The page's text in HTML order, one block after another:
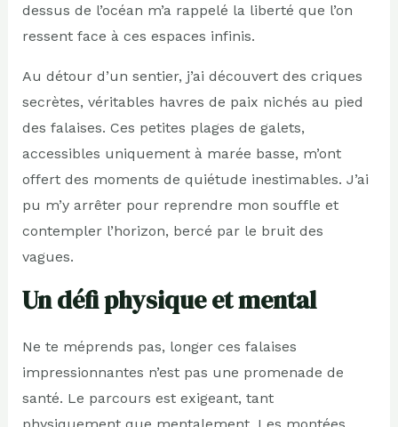
dessus de l’océan m’a rappelé la liberté que l’on
ressent face à ces espaces infinis.
Au détour d’un sentier, j’ai découvert des criques
secrètes, véritables havres de paix nichés au pied
des falaises. Ces petites plages de galets,
accessibles uniquement à marée basse, m’ont
offert des moments de quiétude inestimables. J’ai
pu m’y arrêter pour reprendre mon souffle et
contempler l’horizon, bercé par le bruit des
vagues.
Un défi physique et mental
Ne te méprends pas, longer ces falaises
impressionnantes n’est pas une promenade de
santé. Le parcours est exigeant, tant
physiquement que mentalement. Les montées